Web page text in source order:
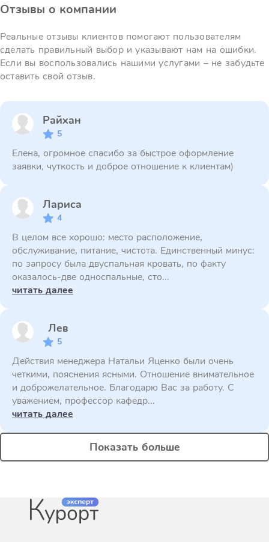
Отзывы о компании
Реальные отзывы клиентов помогают пользователям
сделать правильный выбор и указывают нам на ошибки.
Если вы воспользовались нашими услугами – не забудьте
оставить свой отзыв.
Райхан
5
Елена, огромное спасибо за быстрое оформление
заявки, чуткость и доброе отношение к клиентам)
Лариса
4
В целом все хорошо: место расположение,
обслуживание, питание, чистота. Единственный минус:
по запросу была двуспальная кровать, по факту
оказалось-две односпальные, сто...
читать далее
Лев
5
Действия менеджера Натальи Яценко были очень
четкими, пояснения ясными. Отношение внимательное
и доброжелательное. Благодарю Вас за работу. С
уважением, профессор кафедр...
читать далее
Показать больше